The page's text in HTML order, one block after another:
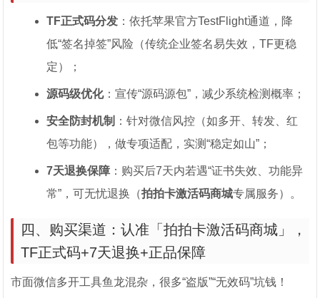
TF正式码分发 ：依托苹果官方TestFlight通道，降
低“签名掉签”风险（传统企业签名易失效，TF更稳
定）；
源码级优化：宣传“源码源包”，减少系统检测概率；
安全防封机制 ：针对微信风控（如多开、转发、红
包等功能），做专项适配，实测“稳定如山”；
7天退换保障 ：购买后7天内若遇“证书失效、功能异
常”，可无忧退换（拍拍卡激活码商城专属服务）。
四、购买渠道：认准「拍拍卡激活码商城」，
TF正式码+7天退换+正品保障
市面微信多开工具鱼龙混杂，很多“盗版”“无效码”坑钱！